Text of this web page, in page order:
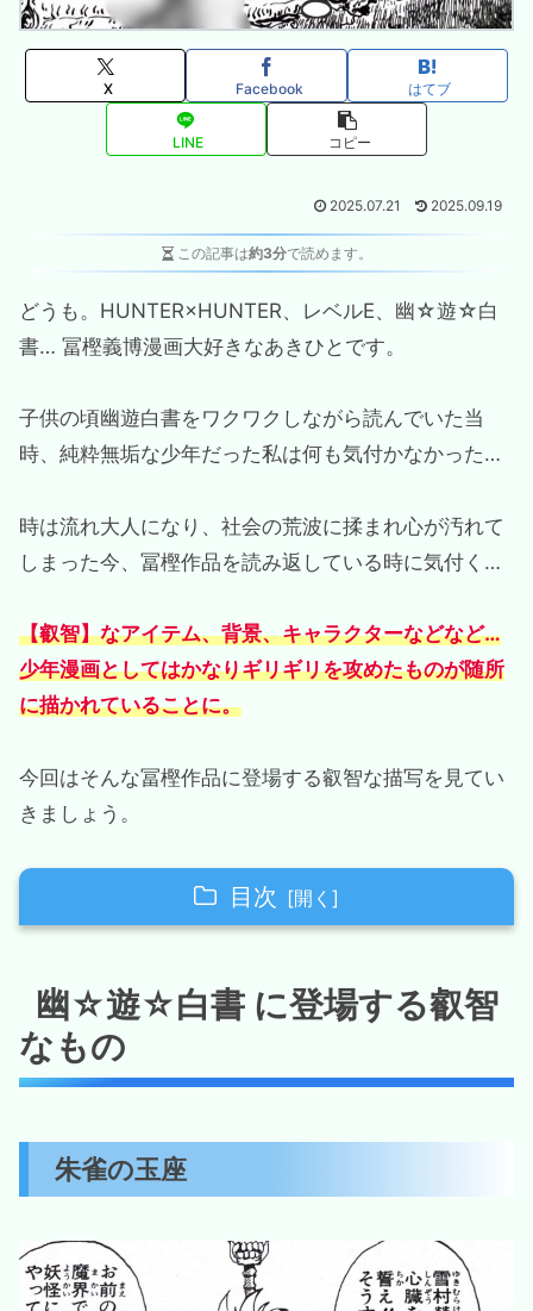
X Facebook はてブ
LINE コピー
2025.07.21 2025.09.19
この記事は約3分で読めます。
どうも。HUNTER×HUNTER、レベルE、幽☆遊☆白
書… 冨樫義博漫画大好きなあきひとです。
子供の頃幽遊白書をワクワクしながら読んでいた当
時、純粋無垢な少年だった私は何も気付かなかった…
時は流れ大人になり、社会の荒波に揉まれ心が汚れて
しまった今、冨樫作品を読み返している時に気付く…
【叡智】なアイテム、背景、キャラクターなどなど…
少年漫画としてはかなりギリギリを攻めたものが随所
に描かれていることに。
今回はそんな冨樫作品に登場する叡智な描写を見てい
きましょう。
目次
朱雀の玉座
暗黒武術会会場の外観
暗黒武術会会場の入り口
HUNTER×HUNTERに登場する叡智なもの
ウェルフィンのミサイルマン
ホイコーロ王の守護霊獣
幽☆遊☆白書 に登場する叡智
なもの
朱雀の玉座